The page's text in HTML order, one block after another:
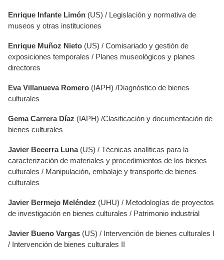
Enrique Infante Limón (US) / Legislación y normativa de
museos y otras instituciones
Enrique Muñoz Nieto (US) / Comisariado y gestión de
exposiciones temporales / Planes museológicos y planes
directores
Eva Villanueva Romero (IAPH) /Diagnóstico de bienes
culturales
Gema Carrera Díaz (IAPH) /Clasificación y documentación de
bienes culturales
Javier Becerra Luna(US) / Técnicas analíticas para la
caracterización de materiales y procedimientos de los bienes
culturales / Manipulación, embalaje y transporte de bienes
culturales
Javier Bermejo Meléndez (UHU) / Metodologías de proyectos
de investigación en bienes culturales / Patrimonio industrial
Javier Bueno Vargas (US) / Intervención de bienes culturales I
/ Intervención de bienes culturales II